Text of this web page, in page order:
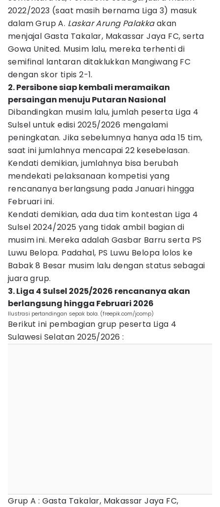
2022/2023 (saat masih bernama Liga 3) masuk
dalam Grup A. Laskar Arung Palakkaakan
menjajal Gasta Takalar, Makassar Jaya FC, serta
Gowa United. Musim lalu, mereka terhenti di
semifinal lantaran ditaklukkan Mangiwang FC
dengan skor tipis 2-1.
2. Persibone siap kembali meramaikan
persaingan menuju Putaran Nasional
Dibandingkan musim lalu, jumlah peserta Liga 4
Sulsel untuk edisi 2025/2026 mengalami
peningkatan. Jika sebelumnya hanya ada 15 tim,
saat ini jumlahnya mencapai 22 kesebelasan.
Kendati demikian, jumlahnya bisa berubah
mendekati pelaksanaan kompetisi yang
rencananya berlangsung pada Januari hingga
Februari ini.
Kendati demikian, ada dua tim kontestan Liga 4
Sulsel 2024/2025 yang tidak ambil bagian di
musim ini. Mereka adalah Gasbar Barru serta PS
Luwu Belopa. Padahal, PS Luwu Belopa lolos ke
Babak 8 Besar musim lalu dengan status sebagai
juara grup.
3. Liga 4 Sulsel 2025/2026 rencananya akan
berlangsung hingga Februari 2026
Ilustrasi pertandingan sepak bola. (freepik.com/jcomp)
Berikut ini pembagian grup peserta Liga 4
Sulawesi Selatan 2025/2026 :
Grup A : Gasta Takalar, Makassar Jaya FC,